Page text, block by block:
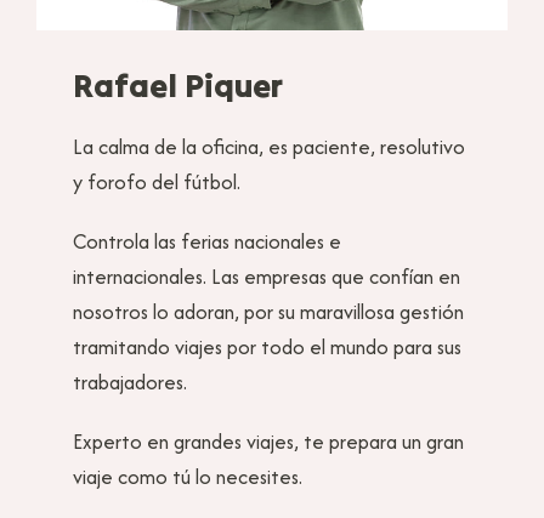
Rafael Piquer
La calma de la oficina, es paciente, resolutivo
y forofo del fútbol.
Controla las ferias nacionales e
internacionales. Las empresas que confían en
nosotros lo adoran, por su maravillosa gestión
tramitando viajes por todo el mundo para sus
trabajadores.
Experto en grandes viajes, te prepara un gran
viaje como tú lo necesites.